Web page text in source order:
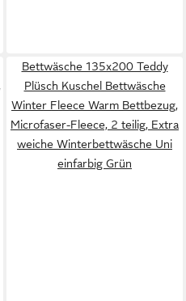
Bettwäsche 135x200 Teddy
Plüsch Kuschel Bettwäsche
Winter Fleece Warm Bettbezug,
Microfaser-Fleece, 2 teilig, Extra
weiche Winterbettwäsche Uni
einfarbig Grün